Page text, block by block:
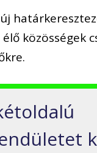
közösségek